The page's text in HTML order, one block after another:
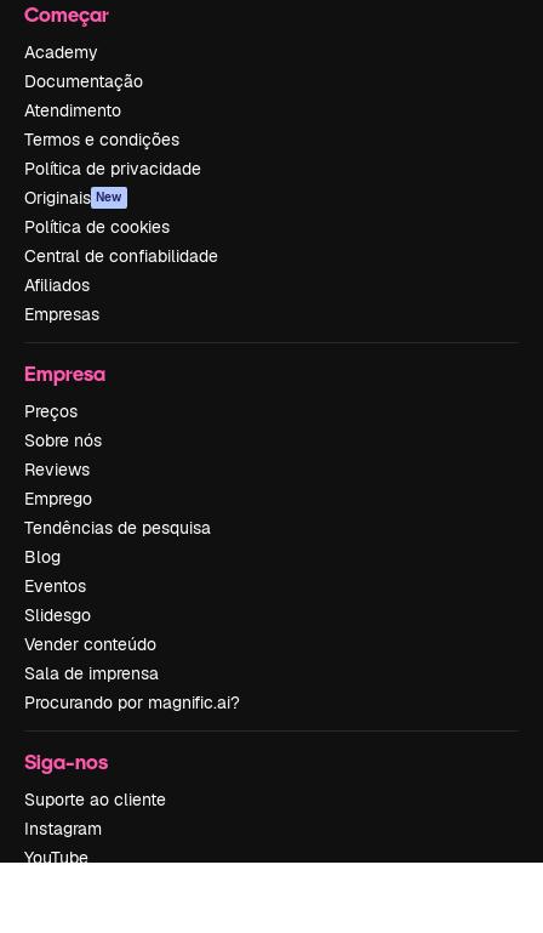
Começar
Academy
Documentação
Atendimento
Termos e condições
Política de privacidade
Originais New
Política de cookies
Central de confiabilidade
Afiliados
Empresas
Empresa
Preços
Sobre nós
Reviews
Emprego
Tendências de pesquisa
Blog
Eventos
Slidesgo
Vender conteúdo
Sala de imprensa
Procurando por magnific.ai?
Siga-nos
Suporte ao cliente
Instagram
YouTube